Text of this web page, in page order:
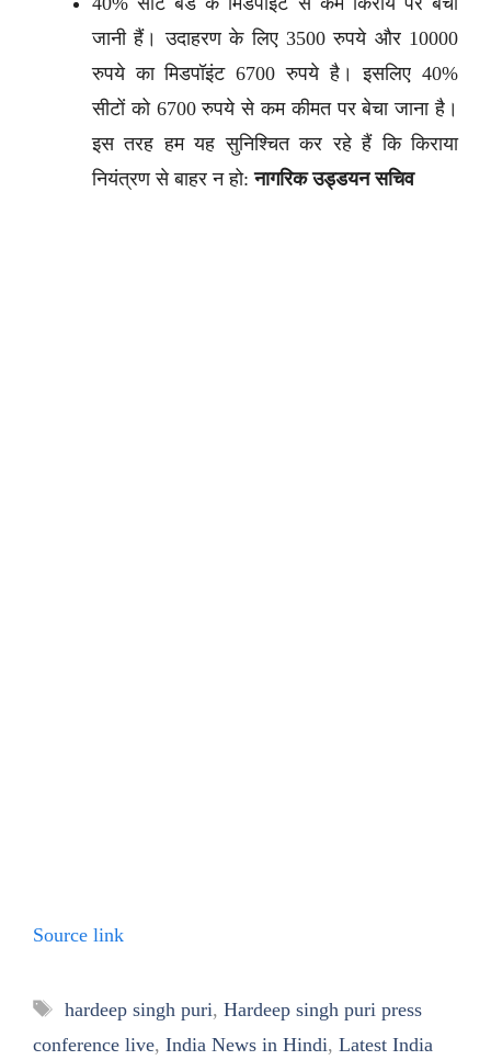
जानी हैं। उदाहरण के लिए 3500 रुपये और 10000
रुपये का मिडपॉइंट 6700 रुपये है। इसलिए 40%
सीटों को 6700 रुपये से कम कीमत पर बेचा जाना है।
इस तरह हम यह सुनिश्चित कर रहे हैं कि किराया
नियंत्रण से बाहर न हो:नागरिक उड्डयन सचिव
Source link
Tags
hardeep singh puri, Hardeep singh puri press
conference live, India News in Hindi, Latest India